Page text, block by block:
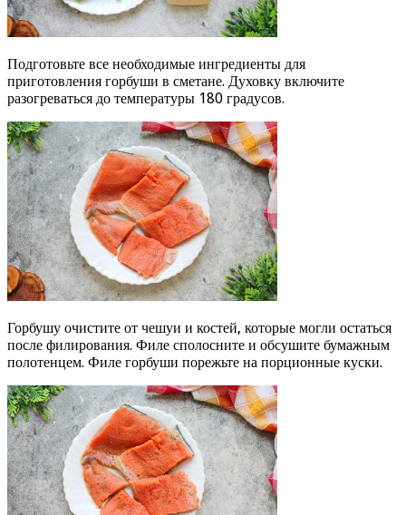
Подготовьте все необходимые ингредиенты для
приготовления горбуши в сметане. Духовку включите
разогреваться до температуры 180 градусов.
Горбушу очистите от чешуи и костей, которые могли остаться
после филирования. Филе сполосните и обсушите бумажным
полотенцем. Филе горбуши порежьте на порционные куски.